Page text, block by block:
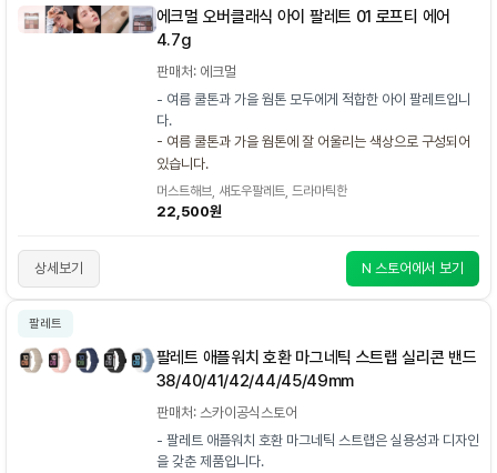
에크멀 오버클래식 아이 팔레트 01 로프티 에어
4.7g
판매처: 에크멀
- 여름 쿨톤과 가을 웜톤 모두에게 적합한 아이 팔레트입니
다.
- 여름 쿨톤과 가을 웜톤에 잘 어울리는 색상으로 구성되어
있습니다.
머스트해브, 섀도우팔레트, 드라마틱한
22,500원
상세보기 N 스토어에서 보기
팔레트
팔레트 애플워치 호환 마그네틱 스트랩 실리콘 밴드
38/40/41/42/44/45/49mm
판매처: 스카이공식스토어
- 팔레트 애플워치 호환 마그네틱 스트랩은 실용성과 디자인
을 갖춘 제품입니다.